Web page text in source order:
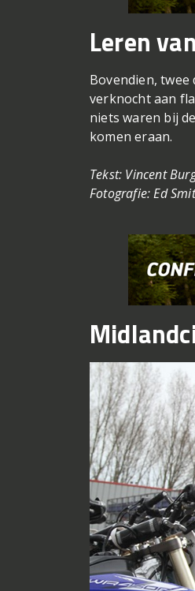
Leren
Bovendien,
verknocht aan
niets waren bij
komen eraan.
Tekst: Vincent
Fotografie: Ed